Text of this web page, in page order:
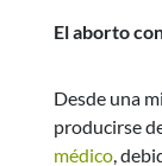
El aborto
Desde una
producirse
médico,